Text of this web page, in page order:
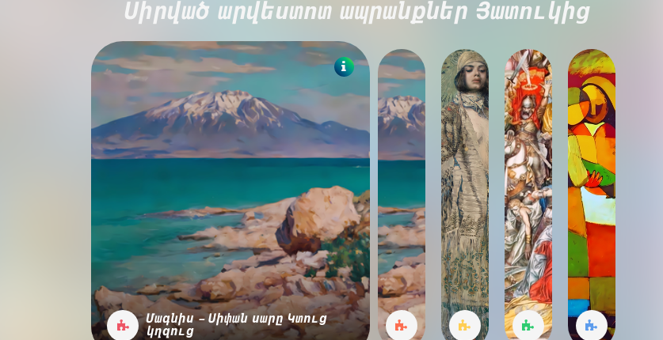
Սիրված արվեստոտ ապրանքներ Յատուկից
Մագնիս - Սիփան սարը Կտուց
կղզուց